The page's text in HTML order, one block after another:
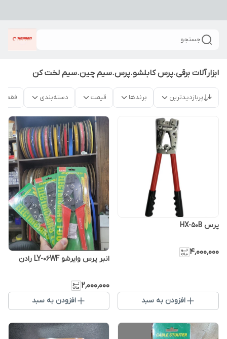
جستجو
ابزارآلات برقی.پرس کابلشو.پرس.سیم چین.سیم لخت کن
پربازدیدترین برندها قیمت دسته‌بندی فقط
پرس HX-50B
۴٬۰۰۰٬۰۰۰
افزودن به سبد
انبر پرس وایرشو LY-06WF رادن
۲٬۰۰۰٬۰۰۰
افزودن به سبد